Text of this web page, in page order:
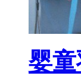
婴